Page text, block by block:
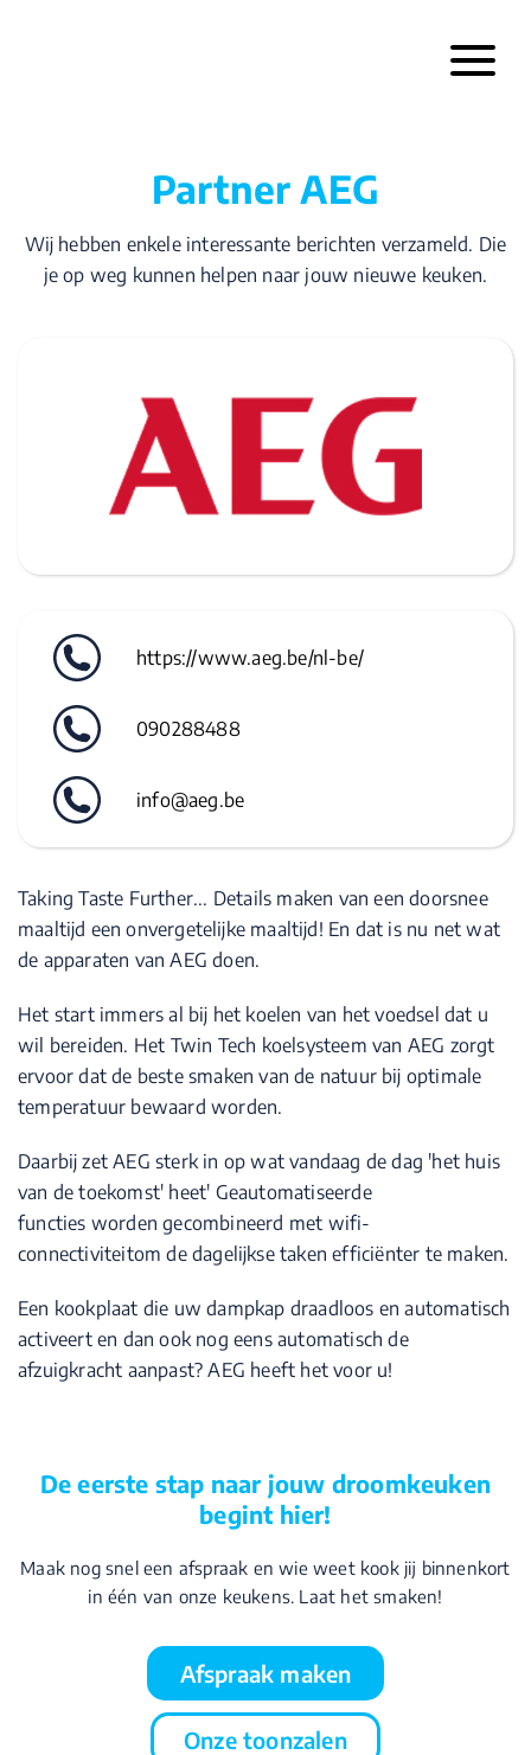
Partner AEG
Wij hebben enkele interessante berichten verzameld. Die
je op weg kunnen helpen naar jouw nieuwe keuken.
https://www.aeg.be/nl-be/
090288488
info@aeg.be
Taking Taste Further... Details maken van een doorsnee
maaltijd een onvergetelijke maaltijd! En dat is nu net wat
de apparaten van AEG doen.
Het start immers al bij het koelen van het voedsel dat u
wil bereiden. Het Twin Tech koelsysteem van AEG zorgt
ervoor dat de beste smaken van de natuur bij optimale
temperatuur bewaard worden.
Daarbij zet AEG sterk in op wat vandaag de dag 'het huis
van de toekomst' heet' Geautomatiseerde
functies worden gecombineerd met wifi-
connectiviteitom de dagelijkse taken efficiënter te maken.
Een kookplaat die uw dampkap draadloos en automatisch
activeert en dan ook nog eens automatisch de
afzuigkracht aanpast? AEG heeft het voor u!
De eerste stap naar jouw droomkeuken
begint hier!
Maak nog snel een afspraak en wie weet kook jij binnenkort
in één van onze keukens. Laat het smaken!
Onze toonzalen
Afspraak maken